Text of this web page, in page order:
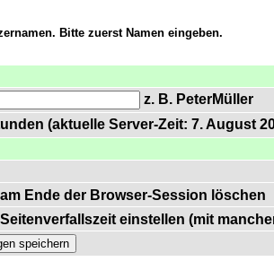
Bitte zuerst Namen eingeben.
z. B. PeterMüller
(aktuelle Server-Zeit: 7. August
am Ende der Browser-Session löschen
einstellen (mit